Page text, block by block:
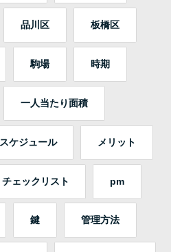
品川区 板橋区
駒場 時期
一人当たり面積
スケジュール メリット
チェックリスト pm
鍵 管理方法